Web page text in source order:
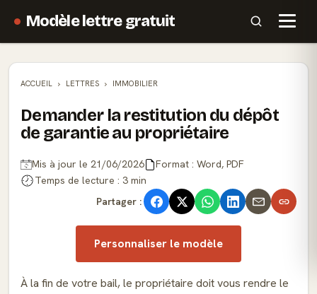
Modèle lettre gratuit
ACCUEIL LETTRES IMMOBILIER
Demander la restitution du dépôt
de garantie au propriétaire
Mis à jour le 21/06/2026
Format : Word, PDF
Temps de lecture : 3 min
Partager :
Personnaliser le modèle
À la fin de votre bail, le propriétaire doit vous rendre le